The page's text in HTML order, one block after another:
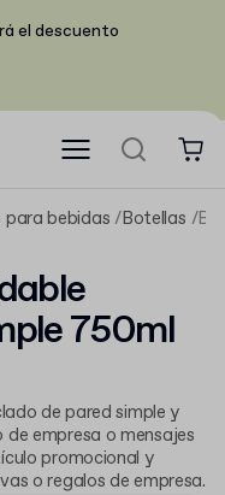
el descuento
para bebidas Botellas
750ml
de pared simple y
empresa o mensajes
promocional y
o regalos de empresa.